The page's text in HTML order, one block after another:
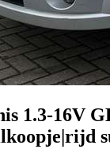
1.3-16V